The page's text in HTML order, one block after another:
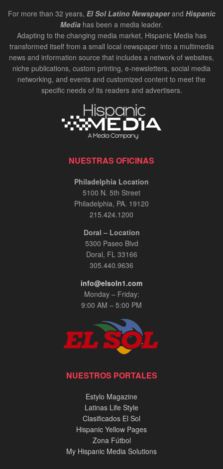
For more than 32 years, El Sol Latino Newspaperand Hispanic
Media has been a media leader.
Adapting to the changing media market, Hispanic Media has
transformed itself from a small local newspaper into a multimedia
news and information source that includes a network of websites,
niche publications, custom printing, e-newsletters, social media
networking, and events and customized content to meet the
specific needs of its readers and advertisers.
NUESTRAS OFICINAS
Philadelphia Location
5100 N. 5th Street
Philadelphia, PA. 19120
215.424.1200
Doral – Location
5300 Paseo Blvd
Doral, FL 33166
305.440.9636
info@elsoln1.com
Monday – Friday:
9:00 AM – 5:00 PM
NUESTROS PORTALES
Estylo Magazine
Latinas Life Style
Clasificados El Sol
Hispanic Yellow Pages
Zona Fútbol
My Hispanic Media Solutions